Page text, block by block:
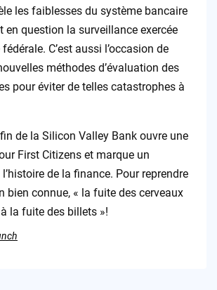
les faiblesses du système bancaire
en question la surveillance exercée
C’est aussi l’occasion de
méthodes d’évaluation des
pour éviter de telles catastrophes à
de la Silicon Valley Bank ouvre une
First Citizens et marque un
de la finance. Pour reprendre
bien connue, « la fuite des cerveaux
la fuite des billets »!